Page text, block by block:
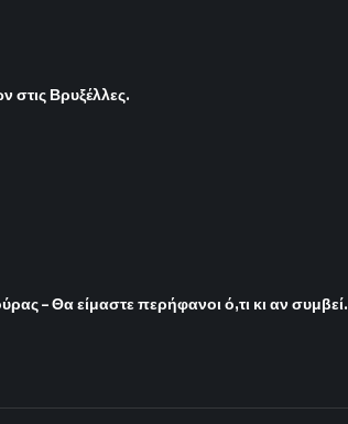
Βρυξέλλες.
– Θα είμαστε περήφανοι ό,τι κι αν συμβεί.